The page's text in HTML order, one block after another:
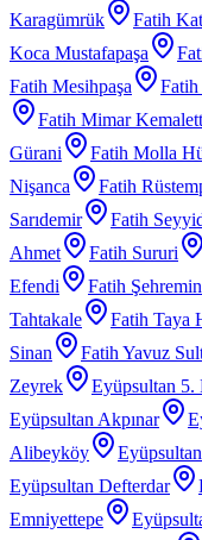
Karagümrük Fatih
Koca Mustafapaşa
Fatih Mesihpaşa
Fatih
Fatih Mimar
Gürani
Fatih Molla
Nişanca
Fatih
Sarıdemir
Fatih
Ahmet
Fatih Sururi
Efendi
Fatih
Tahtakale
Fatih Taya
Sinan
Fatih Yavuz
Zeyrek
Eyüpsultan 5.
Eyüpsultan Akpınar
Alibeyköy
Eyüpsultan
Eyüpsultan Defterdar
Emniyettepe